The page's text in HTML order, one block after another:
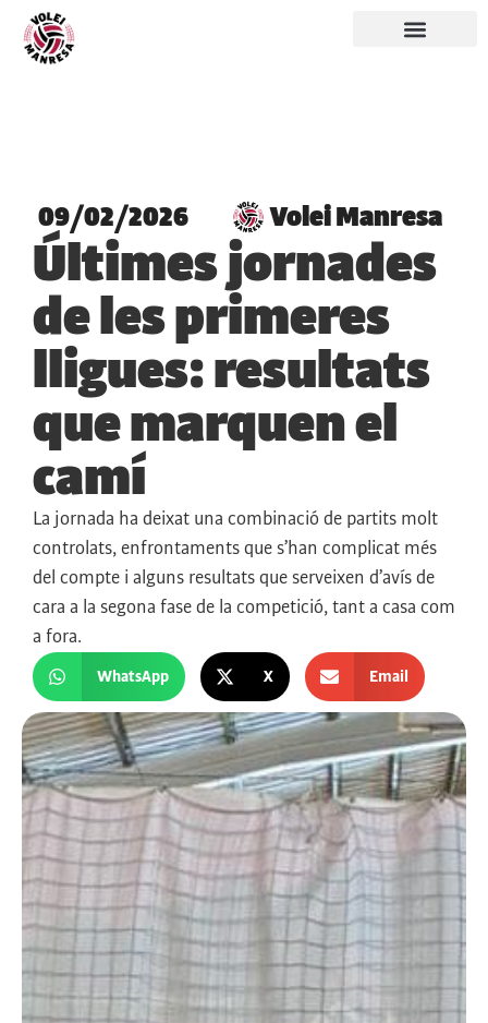
09/02/2026 Volei Manresa
Últimes jornades
de les primeres
lligues: resultats
que marquen el
camí
La jornada ha deixat una combinació de partits molt
controlats, enfrontaments que s’han complicat més
del compte i alguns resultats que serveixen d’avís de
cara a la segona fase de la competició, tant a casa com
a fora.
WhatsApp X Email